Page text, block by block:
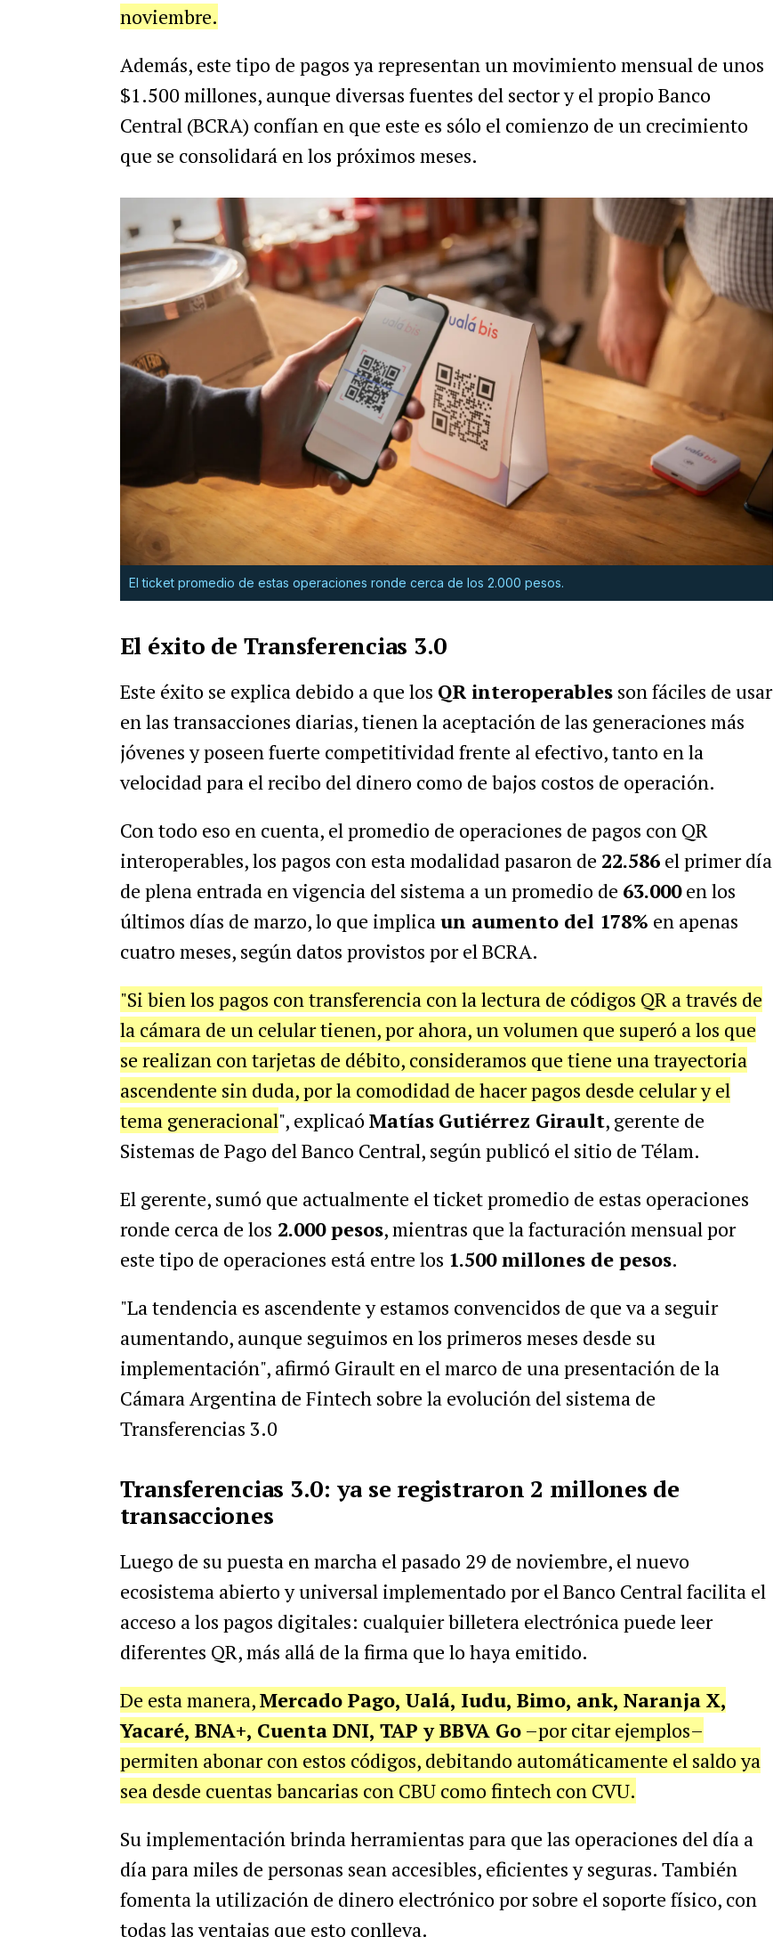
noviembre.
Además, este tipo de pagos ya representan un movimiento mensual de unos
$1.500 millones, aunque diversas fuentes del sector y el propio Banco
Central (BCRA) confían en que este es sólo el comienzo de un crecimiento
que se consolidará en los próximos meses.
El ticket promedio de estas operaciones ronde cerca de los 2.000 pesos.
El éxito de Transferencias 3.0
Este éxito se explica debido a que los QR interoperablesson fáciles de usar
en las transacciones diarias, tienen la aceptación de las generaciones más
jóvenes y poseen fuerte competitividad frente al efectivo, tanto en la
velocidad para el recibo del dinero como de bajos costos de operación.
Con todo eso en cuenta, el promedio de operaciones de pagos con QR
interoperables, los pagos con esta modalidad pasaron de 22.586el primer día
de plena entrada en vigencia del sistema a un promedio de 63.000en los
últimos días de marzo, lo que implicaun aumento del 178% en apenas
cuatro meses, según datos provistos por el BCRA.
"Si bien los pagos con transferencia con la lectura de códigos QR a través de
la cámara de un celular tienen, por ahora, un volumen que superó a los que
se realizan con tarjetas de débito, consideramos que tiene una trayectoria
ascendente sin duda, por la comodidad de hacer pagos desde celular y el
tema generacional", explicaó Matías Gutiérrez Girault, gerente de
Sistemas de Pago del Banco Central, según publicó el sitio de Télam.
El gerente, sumó que actualmente el ticket promedio de estas operaciones
ronde cerca de los 2.000 pesos, mientras que la facturación mensual por
este tipo de operaciones está entre los 1.500 millones de pesos.
"La tendencia es ascendente y estamos convencidos de que va a seguir
aumentando, aunque seguimos en los primeros meses desde su
implementación", afirmó Girault en el marco de una presentación de la
Cámara Argentina de Fintech sobre la evolución del sistema de
Transferencias 3.0
Transferencias 3.0: ya se registraron 2 millones de
transacciones
Luego de su puesta en marcha el pasado 29 de noviembre, el nuevo
ecosistema abierto y universal implementado por el Banco Central facilita el
acceso a los pagos digitales: cualquier billetera electrónica puede leer
diferentes QR, más allá de la firma que lo haya emitido.
De esta manera,Mercado Pago, Ualá, Iudu, Bimo, ank, Naranja X,
Yacaré, BNA+, Cuenta DNI, TAP y BBVA Go–por citar ejemplos–
permiten abonar con estos códigos, debitando automáticamente el saldo ya
sea desde cuentas bancarias con CBU como fintech con CVU.
Su implementación brinda herramientas para que las operaciones del día a
día para miles de personas sean accesibles, eficientes y seguras. También
fomenta la utilización de dinero electrónico por sobre el soporte físico, con
todas las ventajas que esto conlleva.